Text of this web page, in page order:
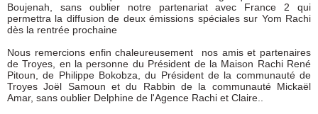
Boujenah, sans oublier notre partenariat avec France 2 qui
permettra la diffusion de deux émissions spéciales sur Yom Rachi
dès la rentrée prochaine
Nous remercions enfin chaleureusement nos amis et partenaires
de Troyes, en la personne du Président de la Maison Rachi René
Pitoun, de Philippe Bokobza, du Président de la communauté de
Troyes Joël Samoun et du Rabbin de la communauté Mickaël
Amar, sans oublier Delphine de l'Agence Rachi et Claire..